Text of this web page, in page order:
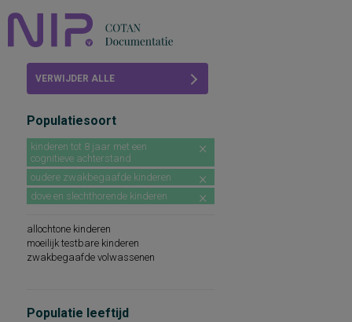
Abonneren
FAQ
VERWIJDER ALLE
Populatiesoort
kinderen tot 8 jaar met een
cognitieve achterstand
oudere zwakbegaafde kinderen
dove en slechthorende kinderen
allochtone kinderen
moeilijk testbare kinderen
zwakbegaafde volwassenen
Populatie leeftijd